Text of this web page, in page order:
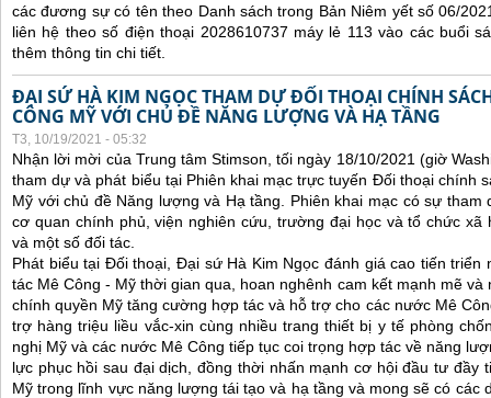
các đương sự có tên theo Danh sách trong Bản Niêm yết số 06/
liên hệ theo số điện thoại 2028610737 máy lẻ 113 vào các buổi
thêm thông tin chi tiết.
ĐẠI SỨ HÀ KIM NGỌC THAM DỰ ĐỐI THOẠI CHÍNH
CÔNG MỸ VỚI CHỦ ĐỀ NĂNG LƯỢNG VÀ HẠ TẦNG
T3, 10/19/2021 - 05:32
Nhận lời mời của Trung tâm Stimson, tối ngày 18/10/2021 (giờ
tham dự và phát biểu tại Phiên khai mạc trực tuyến Đối thoại chính
Mỹ với chủ đề Năng lượng và Hạ tầng. Phiên khai mạc có sự
cơ quan chính phủ, viện nghiên cứu, trường đại học và tổ chức xã
và một số đối tác.
Phát biểu tại Đối thoại, Đại sứ Hà Kim Ngọc đánh giá cao tiến triển
tác Mê Công - Mỹ thời gian qua, hoan nghênh cam kết mạnh mẽ
chính quyền Mỹ tăng cường hợp tác và hỗ trợ cho các nước Mê
trợ hàng triệu liều vắc-xin cùng nhiều trang thiết bị y tế phòng
nghị Mỹ và các nước Mê Công tiếp tục coi trọng hợp tác về năng
lực phục hồi sau đại dịch, đồng thời nhấn mạnh cơ hội đầu tư đầy
Mỹ trong lĩnh vực năng lượng tái tạo và hạ tầng và mong sẽ có các